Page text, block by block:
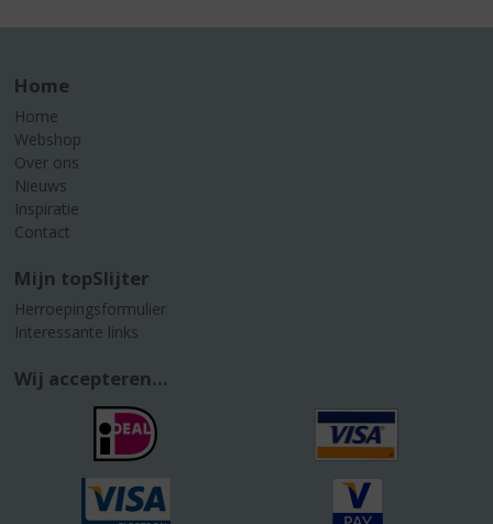
Home
Home
Webshop
Over ons
Nieuws
Inspiratie
Contact
Mijn topSlijter
Herroepingsformulier
Interessante links
Wij accepteren...